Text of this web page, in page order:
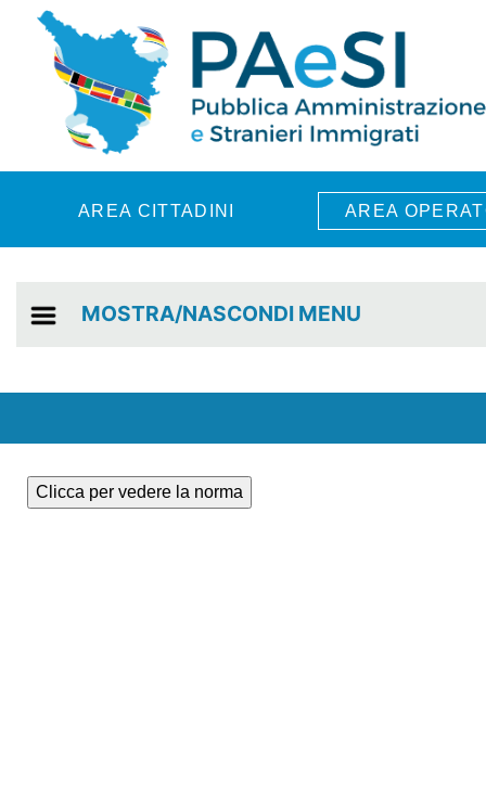
Skip to main content
AREA CITTADINI AREA
MOSTRA/NASCONDI MENU
Clicca per vedere la norma